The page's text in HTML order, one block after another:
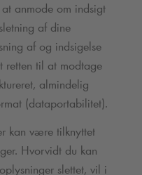
anmode om indsigt
af dine
af og indsigelse
retten til at modtage
almindelig
(dataportabilitet).
kan være tilknyttet
Hvorvidt du kan
slettet, vil i